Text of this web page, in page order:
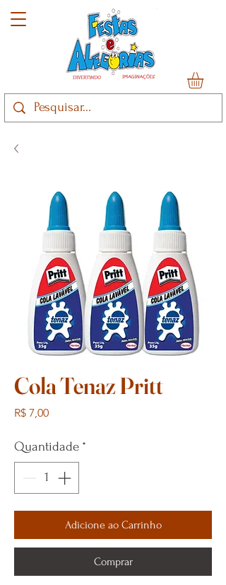
Cola Tenaz Pritt
R$ 7,00Preço
Quantidade *
Adicione ao Carrinho
Comprar